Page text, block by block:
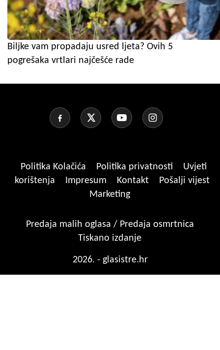
Biljke vam propadaju usred ljeta? Ovih 5
pogrešaka vrtlari najčešće rade
Politika Kolačića Politika privatnosti
Uvjeti
korištenja
Impresum Kontakt
Pošalji vijest
Marketing
Predaja malih oglasa / Predaja osmrtnica
Tiskano izdanje
2026. - glasistre.hr